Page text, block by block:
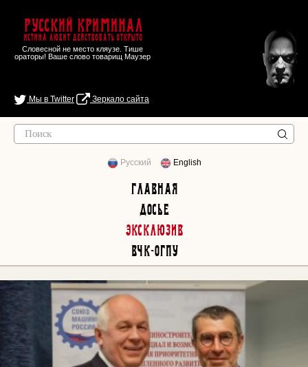
Русский Криминал
Истина любит действовать открыто
Словесной не место кляузе. Тише
ораторы! Ваше слово товарищ Маузер
Мы в Twitter Зеркало сайта
Русский English
Главная
Досье
Эксклюзив
ВЧК-ОГПУ